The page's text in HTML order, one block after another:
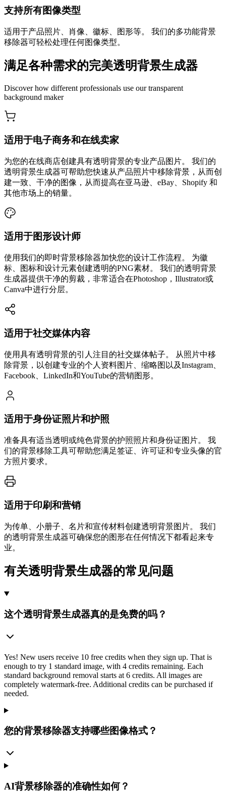
支持所有图像类型
适用于产品照片、肖像、徽标、图形等。 我们的多功能背景
移除器可轻松处理任何图像类型。
满足各种需求的完美透明背景生成器
Discover how different professionals use our transparent
background maker
适用于电子商务和在线卖家
为您的在线商店创建具有透明背景的专业产品图片。 我们的
透明背景生成器可帮助您快速从产品照片中移除背景，从而创
建一致、干净的图像，从而提高在亚马逊、eBay、Shopify 和
其他市场上的销量。
适用于图形设计师
使用我们的即时背景移除器加快您的设计工作流程。 为徽
标、图标和设计元素创建透明的PNG素材。 我们的透明背景
生成器提供干净的剪裁，非常适合在Photoshop，Illustrator或
Canva中进行分层。
适用于社交媒体内容
使用具有透明背景的引人注目的社交媒体帖子。 从照片中移
除背景，以创建专业的个人资料图片、缩略图以及Instagram、
Facebook、LinkedIn和YouTube的营销图形。
适用于身份证照片和护照
准备具有适当透明或纯色背景的护照照片和身份证图片。 我
们的背景移除工具可帮助您满足签证、许可证和专业头像的官
方照片要求。
适用于印刷和营销
为传单、小册子、名片和宣传材料创建透明背景图片。 我们
的透明背景生成器可确保您的图形在任何情况下都看起来专
业。
有关透明背景生成器的常见问题
这个透明背景生成器真的是免费的吗？
Yes! New users receive 10 free credits when they sign up. That is
enough to try 1 standard image, with 4 credits remaining. Each
standard background removal starts at 6 credits. All images are
completely watermark-free. Additional credits can be purchased if
needed.
您的背景移除器支持哪些图像格式？
AI背景移除器的准确性如何？